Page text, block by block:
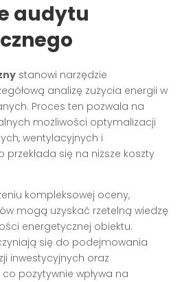
audytu
stanowi narzędzie
analizę zużycia energii w
Proces ten pozwala na
możliwości optymalizacji
wentylacyjnych i
przekłada się na niższe koszty
kompleksowej oceny,
mogą uzyskać rzetelną wiedzę
energetycznej obiektu.
się do podejmowania
inwestycyjnych oraz
pozytywnie wpływa na